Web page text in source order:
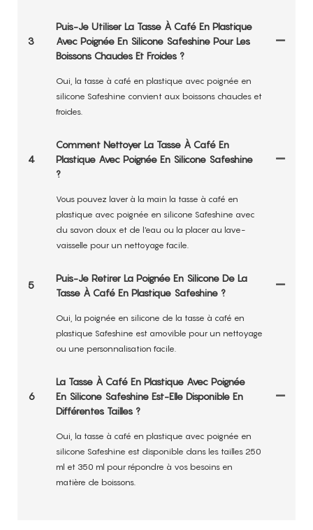
3
Puis-Je Utiliser La Tasse À Café En Plastique
Avec Poignée En Silicone Safeshine Pour Les
Boissons Chaudes Et Froides ?
Oui, la tasse à café en plastique avec poignée en
silicone Safeshine convient aux boissons chaudes et
froides.
4
Comment Nettoyer La Tasse À Café En
Plastique Avec Poignée En Silicone Safeshine
?
Vous pouvez laver à la main la tasse à café en
plastique avec poignée en silicone Safeshine avec
du savon doux et de l'eau ou la placer au lave-
vaisselle pour un nettoyage facile.
5
Puis-Je Retirer La Poignée En Silicone De La
Tasse À Café En Plastique Safeshine ?
Oui, la poignée en silicone de la tasse à café en
plastique Safeshine est amovible pour un nettoyage
ou une personnalisation facile.
6
La Tasse À Café En Plastique Avec Poignée
En Silicone Safeshine Est-Elle Disponible En
Différentes Tailles ?
Oui, la tasse à café en plastique avec poignée en
silicone Safeshine est disponible dans les tailles 250
ml et 350 ml pour répondre à vos besoins en
matière de boissons.